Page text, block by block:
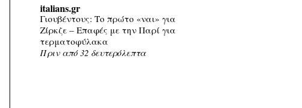
italians.gr
Γιουβέντους: Το πρώτο «ναι» για
Ζίρκζε – Επαφές με την Παρί για
τερματοφύλακα
Πριν από 32 δευτερόλεπτα